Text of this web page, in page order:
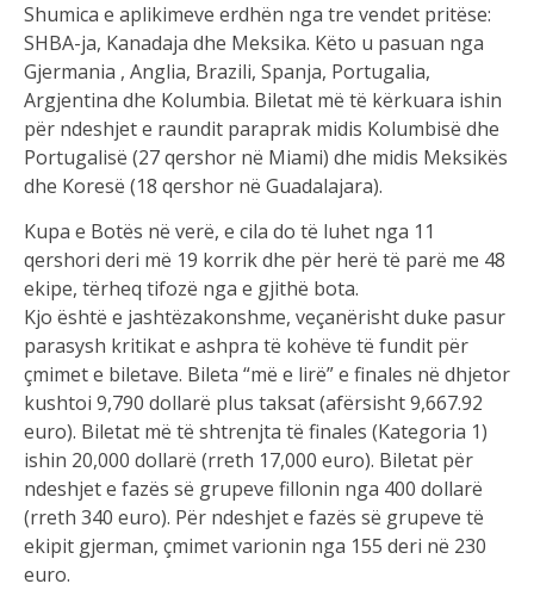
Shumica e aplikimeve erdhën nga tre vendet pritëse:
SHBA-ja, Kanadaja dhe Meksika. Këto u pasuan nga
Gjermania , Anglia, Brazili, Spanja, Portugalia,
Argjentina dhe Kolumbia. Biletat më të kërkuara ishin
për ndeshjet e raundit paraprak midis Kolumbisë dhe
Portugalisë (27 qershor në Miami) dhe midis Meksikës
dhe Koresë (18 qershor në Guadalajara).
Kupa e Botës në verë, e cila do të luhet nga 11
qershori deri më 19 korrik dhe për herë të parë me 48
ekipe, tërheq tifozë nga e gjithë bota.
Kjo është e jashtëzakonshme, veçanërisht duke pasur
parasysh kritikat e ashpra të kohëve të fundit për
çmimet e biletave. Bileta “më e lirë” e finales në dhjetor
kushtoi 9,790 dollarë plus taksat (afërsisht 9,667.92
euro). Biletat më të shtrenjta të finales (Kategoria 1)
ishin 20,000 dollarë (rreth 17,000 euro). Biletat për
ndeshjet e fazës së grupeve fillonin nga 400 dollarë
(rreth 340 euro). Për ndeshjet e fazës së grupeve të
ekipit gjerman, çmimet varionin nga 155 deri në 230
euro.